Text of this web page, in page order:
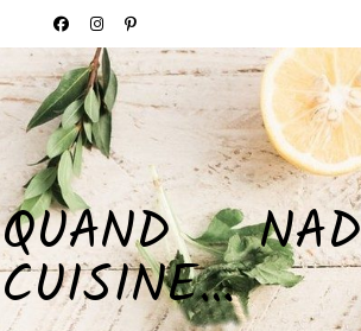
QUAND NAD
CUISINE…